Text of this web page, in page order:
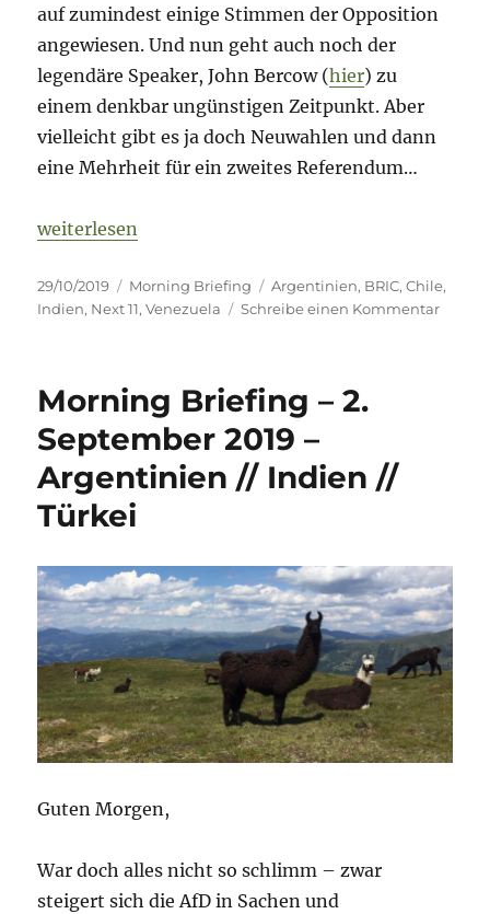
auf zumindest einige Stimmen der Opposition
angewiesen. Und nun geht auch noch der
legendäre Speaker, John Bercow (hier) zu
einem denkbar ungünstigen Zeitpunkt. Aber
vielleicht gibt es ja doch Neuwahlen und dann
eine Mehrheit für ein zweites Referendum…
„Morning Briefing – 29. Oktober 2019 – „Sub-G7-
weiterlesen
Veröffentlicht
am
29/10/2019 Kategorien
Morning Briefing Schlagwörter
Argentinien, BRIC,Chile,
Indien, Next 11,Venezuela Schreibe einen Kommentarzu
Morning Briefing – 2.
September 2019 –
Argentinien // Indien //
Türkei
Guten Morgen,
War doch alles nicht so schlimm – zwar
steigert sich die AfD in Sachen und